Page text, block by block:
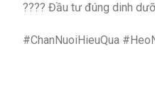
???? Đầu tư đúng dinh
#ChanNuoiHieuQua